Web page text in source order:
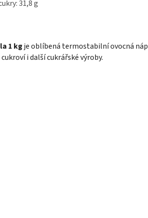
31,8 g
1 kgje oblíbená termostabilní ovocná
i další cukrářské výroby.